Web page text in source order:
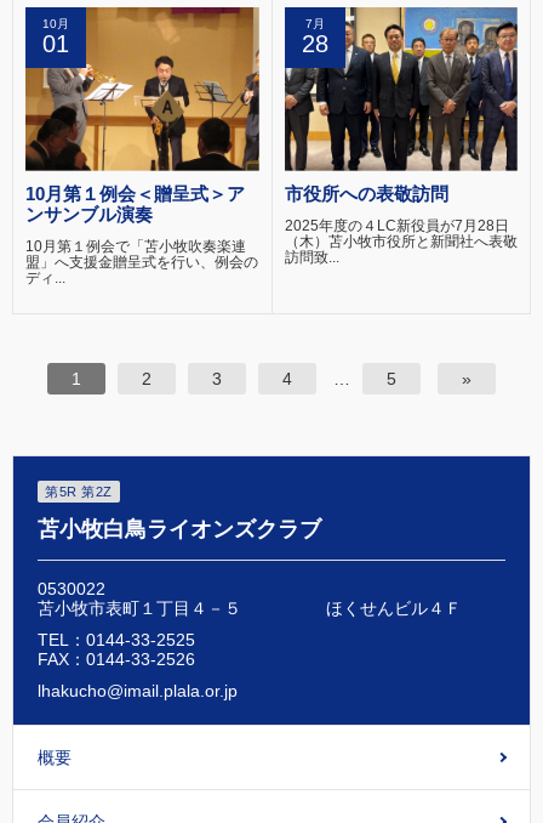
10月
01
10月第１例会＜贈呈式＞ア
ンサンブル演奏
10月第１例会で「苫小牧吹奏楽連
盟」へ支援金贈呈式を行い、例会の
ディ...
7月
28
市役所への表敬訪問
2025年度の４LC新役員が7月28日
（木）苫小牧市役所と新聞社へ表敬
訪問致...
1 2 3 4 5 »
第5R 第2Z
苫小牧白鳥ライオンズクラブ
0530022
苫小牧市表町１丁目４－５ ほくせんビル４Ｆ
TEL：0144-33-2525
FAX：0144-33-2526
lhakucho@imail.plala.or.jp
概要